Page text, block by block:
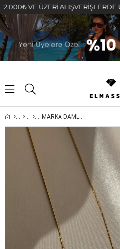
VE ÜZERİ ALIŞVERİŞLERDE
MARKA DAMLA KOLYE